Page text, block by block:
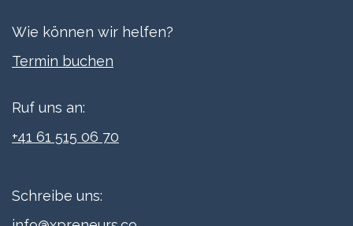
Wie können wir helfen?
Termi​n buchen
Ruf uns an:
+41 61 515 06 70
Schreibe uns: